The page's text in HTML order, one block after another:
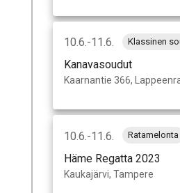
10.6.-11.6. Klassinen
Kanavasoudut
Kaarnantie 366,
10.6.-11.6. Ratamelonta
Häme Regatta 2023
Kaukajärvi, Tampere